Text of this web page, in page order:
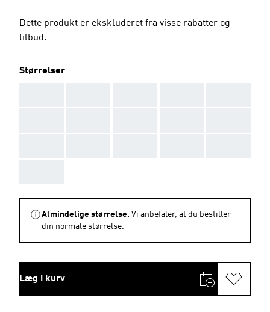
Dette produkt er ekskluderet fra visse rabatter og
tilbud.
Størrelser
Almindelige størrelse. Vi anbefaler, at du bestiller
din normale størrelse.
Læg i kurv